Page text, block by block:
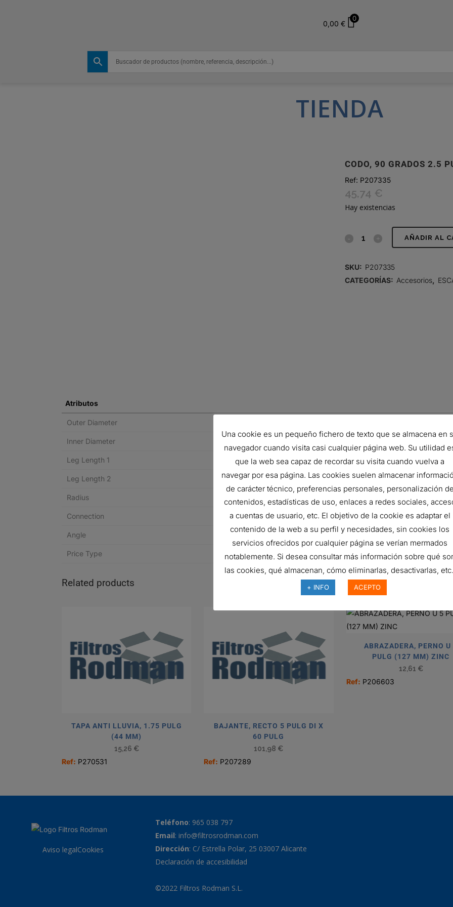
0,00 €
0
TIENDA
CODO, 90 GRADOS 2.5
Ref: P207335
45,74 €
Hay existencias
CODO, AÑADIR AL
SKU: P207335
CATEGORÍAS: Accesorios
Atributos
Outer Diameter
Inner Diameter 63.25 mm
Leg Length 1 304.8 mm
Leg Length 2 304.8 mm
Radius 127 mm
Connection OD-ID
Angle 90 Degrees
Price Type E
Related products
TAPA ANTI LLUVIA, 1.75 PULG
(44 MM)
15,26 €
Ref: P270531
BAJANTE, RECTO 5 PULG DI X
60 PULG
101,98 €
Ref: P207289
ABRAZADERA, PERNO U
PULG (127 MM) ZINC
12,61 €
Ref: P206603
Aviso legalCookies
Teléfono: 965 038 797
Email: info@filtrosrodman.com
Dirección: C/ Estrella Polar, 25 03007 Alicante
Declaración de accesibilidad
©2022 Filtros Rodman S.L.
Una cookie es un pequeño fichero de texto que se almacena en
navegador cuando visita casi cualquier página web. Su utilidad
que la web sea capaz de recordar su visita cuando vuelva a
navegar por esa página. Las cookies suelen almacenar
de carácter técnico, preferencias personales, personalización de
contenidos, estadísticas de uso, enlaces a redes sociales,
a cuentas de usuario, etc. El objetivo de la cookie es adaptar el
contenido de la web a su perfil y necesidades, sin cookies los
servicios ofrecidos por cualquier página se verían mermados
notablemente. Si desea consultar más información sobre qué
las cookies, qué almacenan, cómo eliminarlas, desactivarlas,
+ INFO ACEPTO